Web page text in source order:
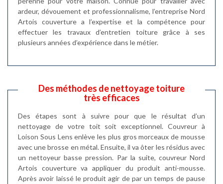
ardeur, dévouement et professionnalisme, l’entreprise Nord
Artois couverture a l’expertise et la compétence pour
effectuer les travaux d’entretien toiture grâce à ses
plusieurs années d’expérience dans le métier.
Des méthodes de nettoyage toiture
très efficaces
Des étapes sont à suivre pour que le résultat d’un
nettoyage de votre toit soit exceptionnel. Couvreur à
Loison Sous Lens enlève les plus gros morceaux de mousse
avec une brosse en métal. Ensuite, il va ôter les résidus avec
un nettoyeur basse pression. Par la suite, couvreur Nord
Artois couverture va appliquer du produit anti-mousse.
Après avoir laissé le produit agir de par un temps de pause